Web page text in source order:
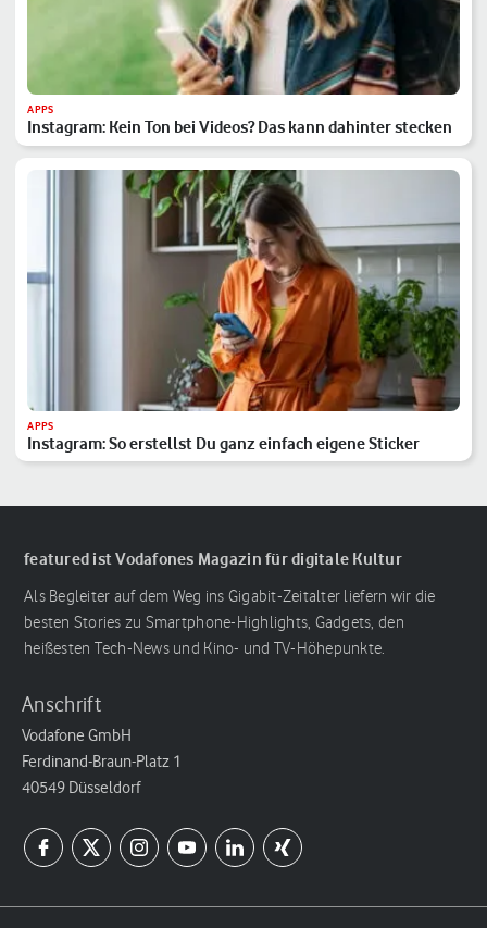
APPS
Instagram: Kein Ton bei Videos? Das kann dahinter stecken
APPS
Instagram: So erstellst Du ganz einfach eigene Sticker
featured ist Vodafones Magazin für digitale Kultur
Als Begleiter auf dem Weg ins Gigabit-Zeitalter liefern wir die
besten Stories zu Smartphone-Highlights, Gadgets, den
heißesten Tech-News und Kino- und TV-Höhepunkte.
Anschrift
Vodafone GmbH
Ferdinand-Braun-Platz 1
40549 Düsseldorf